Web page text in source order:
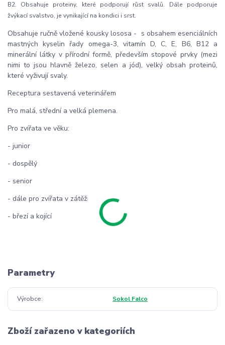
B2. Obsahuje proteiny, které podporují růst svalů. Dále podporuje
žvýkací svalstvo, je vynikající na kondici i srst.
Obsahuje ručně vložené kousky lososa - s obsahem esenciálních
mastných kyselin řady omega-3, vitamín D, C, E, B6, B12 a
minerální látky v přírodní formě, především stopové prvky (mezi
nimi to jsou hlavně železo, selen a jód), velký obsah proteinů,
které vyživují svaly.
Receptura sestavená veterinářem
Pro malá, střední a velká plemena.
Pro zvířata ve věku:
- junior
- dospělý
- senior
- dále pro zvířata v zátěži
- březí a kojící
Parametry
Výrobce Sokol Falco
Zboží zařazeno v kategoriích